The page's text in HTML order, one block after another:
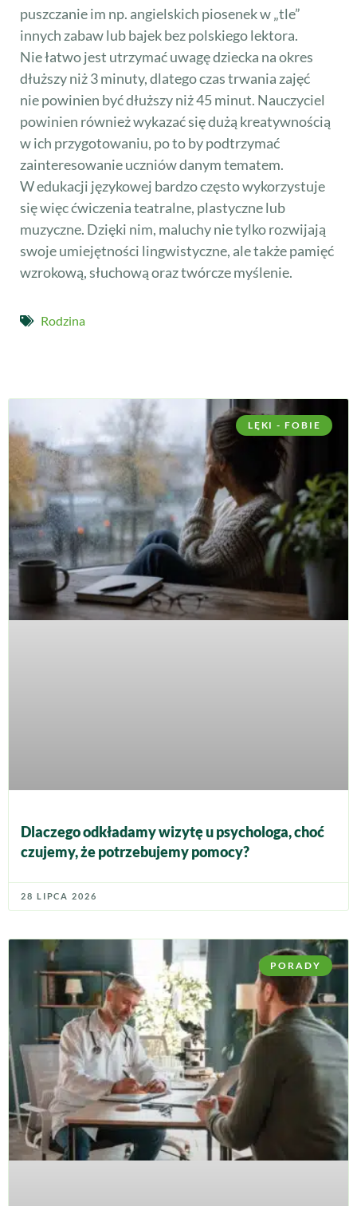
puszczanie im np. angielskich piosenek w „tle”
innych zabaw lub bajek bez polskiego lektora.
Nie łatwo jest utrzymać uwagę dziecka na okres
dłuższy niż 3 minuty, dlatego czas trwania zajęć
nie powinien być dłuższy niż 45 minut. Nauczyciel
powinien również wykazać się dużą kreatywnością
w ich przygotowaniu, po to by podtrzymać
zainteresowanie uczniów danym tematem.
W edukacji językowej bardzo często wykorzystuje
się więc ćwiczenia teatralne, plastyczne lub
muzyczne. Dzięki nim, maluchy nie tylko rozwijają
swoje umiejętności lingwistyczne, ale także pamięć
wzrokową, słuchową oraz twórcze myślenie.
Rodzina
LĘKI - FOBIE
Dlaczego odkładamy wizytę u psychologa, choć
czujemy, że potrzebujemy pomocy?
28 LIPCA 2026
PORADY